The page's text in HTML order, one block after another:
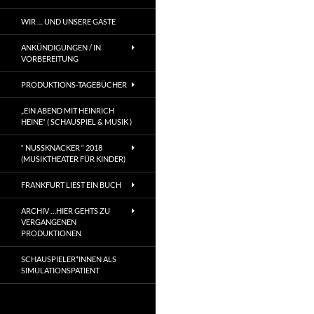
WIR … UND UNSERE GÄSTE
ANKÜNDIGUNGEN / IN
VORBEREITUNG
PRODUKTIONS-TAGEBÜCHER
„EIN ABEND MIT HEINRICH
HEINE“ ( SCHAUSPIEL & MUSIK )
“ NUSSKNACKER “ 2018
(MUSIKTHEATER FÜR KINDER)
FRANKFURT LIEST EIN BUCH
ARCHIV …HIER GEHTS ZU
VERGANGENEN
PRODUKTIONEN
SCHAUSPIELER*INNEN ALS
SIMULATIONSPATIENT